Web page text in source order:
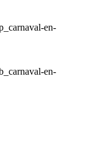
en-
en-